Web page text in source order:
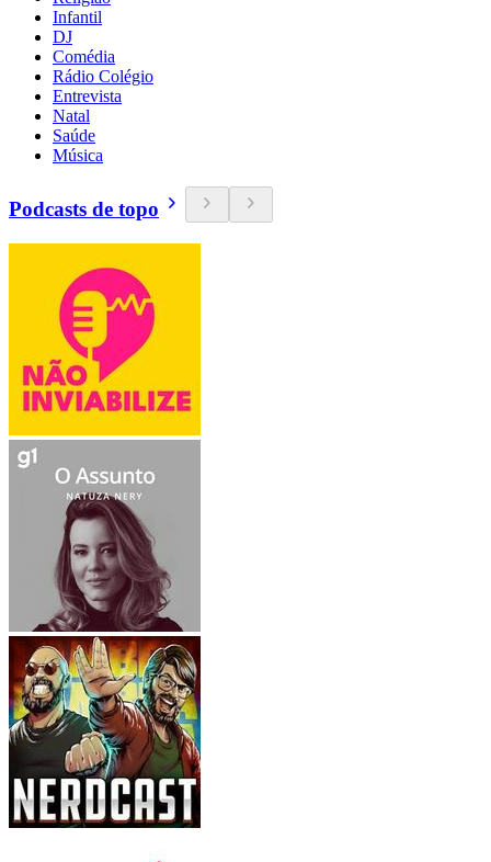
Infantil
DJ
Comédia
Rádio Colégio
Entrevista
Natal
Saúde
Música
Podcasts de topo